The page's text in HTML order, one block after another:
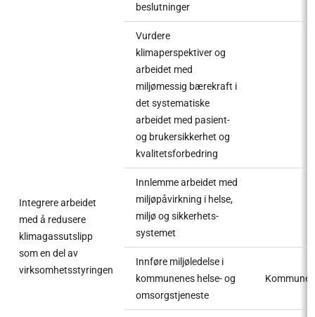
Integrere arbeidet
med å redusere
klimagassutslipp
som en del av
virksomhetsstyringen
beslutninger
Vurdere
klimaperspektiver og
arbeidet med
miljømessig bærekraft i
det systematiske
arbeidet med pasient-
og brukersikkerhet og
kvalitetsforbedring
Innlemme arbeidet med
miljøpåvirkning i helse,
miljø og sikkerhets-
systemet
Innføre miljøledelse i
kommunenes helse- og
omsorgstjeneste
Kommune